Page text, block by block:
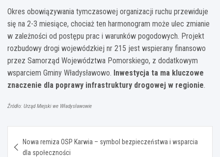
Okres obowiązywania tymczasowej organizacji ruchu przewiduje
się na 2-3 miesiące, chociaż ten harmonogram może ulec zmianie
w zależności od postępu prac i warunków pogodowych. Projekt
rozbudowy drogi wojewódzkiej nr 215 jest wspierany finansowo
przez Samorząd Województwa Pomorskiego, z dodatkowym
wsparciem Gminy Władysławowo. Inwestycja ta ma kluczowe
znaczenie dla poprawy infrastruktury drogowej w regionie.
Źródło: Urząd Miejski we Władysławowie
wpisu
Nowa remiza OSP Karwia – symbol bezpieczeństwa i wsparcia
dla społeczności